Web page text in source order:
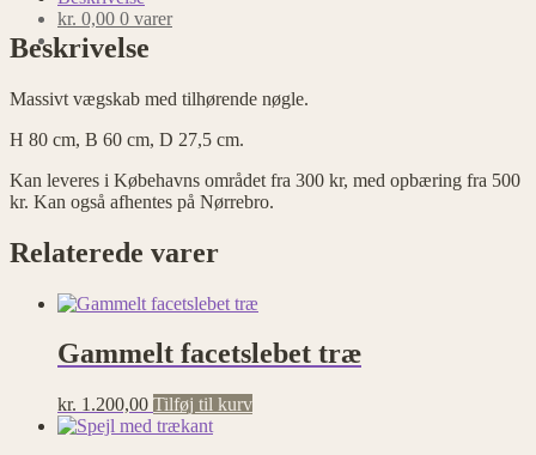
kr. 0,00 0 varer
Beskrivelse
Massivt vægskab med tilhørende nøgle.
H 80 cm, B 60 cm, D 27,5 cm.
Kan leveres i Købehavns området fra 300 kr, med opbæring fra 500
kr. Kan også afhentes på Nørrebro.
Relaterede varer
Gammelt facetslebet træ
kr. 1.200,00 Tilføj til kurv